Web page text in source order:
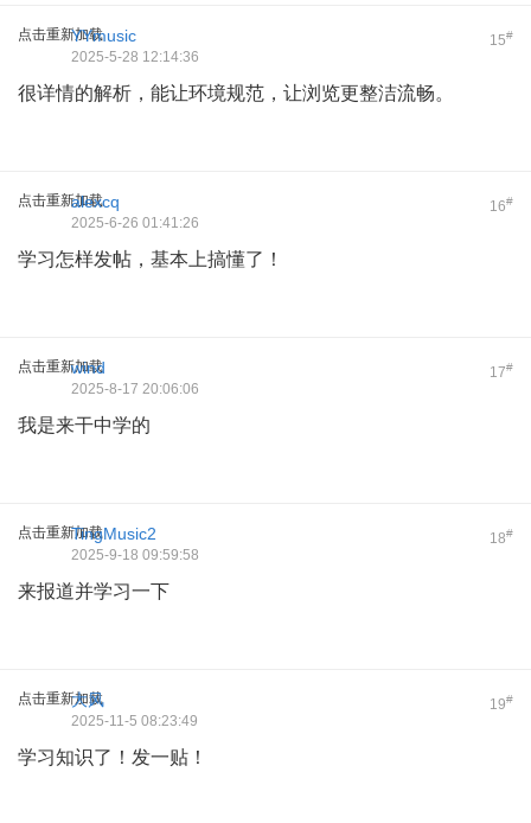
点击重新加载 15#
YYmusic
2025-5-28 12:14:36
很详情的解析，能让环境规范，让浏览更整洁流畅。
点击重新加载 16#
alexcq
2025-6-26 01:41:26
学习怎样发帖，基本上搞懂了！
点击重新加载 17#
wind
2025-8-17 20:06:06
我是来干中学的
点击重新加载 18#
TingMusic2
2025-9-18 09:59:58
来报道并学习一下
点击重新加载 19#
大风
2025-11-5 08:23:49
学习知识了！发一贴！